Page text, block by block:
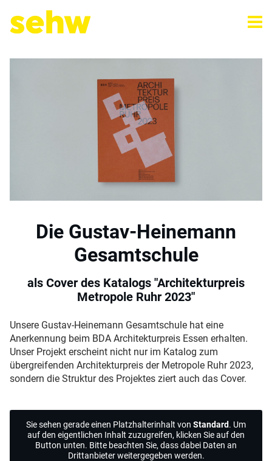
Die Gustav-Heinemann
Gesamtschule
als Cover des Katalogs "Architekturpreis
Metropole Ruhr 2023"
Unsere Gustav-Heinemann Gesamtschule hat eine
Anerkennung beim BDA Architekturpreis Essen erhalten.
Unser Projekt erscheint nicht nur im Katalog zum
übergreifenden Architekturpreis der Metropole Ruhr 2023,
sondern die Struktur des Projektes ziert auch das Cover.
Sie sehen gerade einen Platzhalterinhalt von Standard. Um
auf den eigentlichen Inhalt zuzugreifen, klicken Sie auf den
Button unten. Bitte beachten Sie, dass dabei Daten an
Drittanbieter weitergegeben werden.